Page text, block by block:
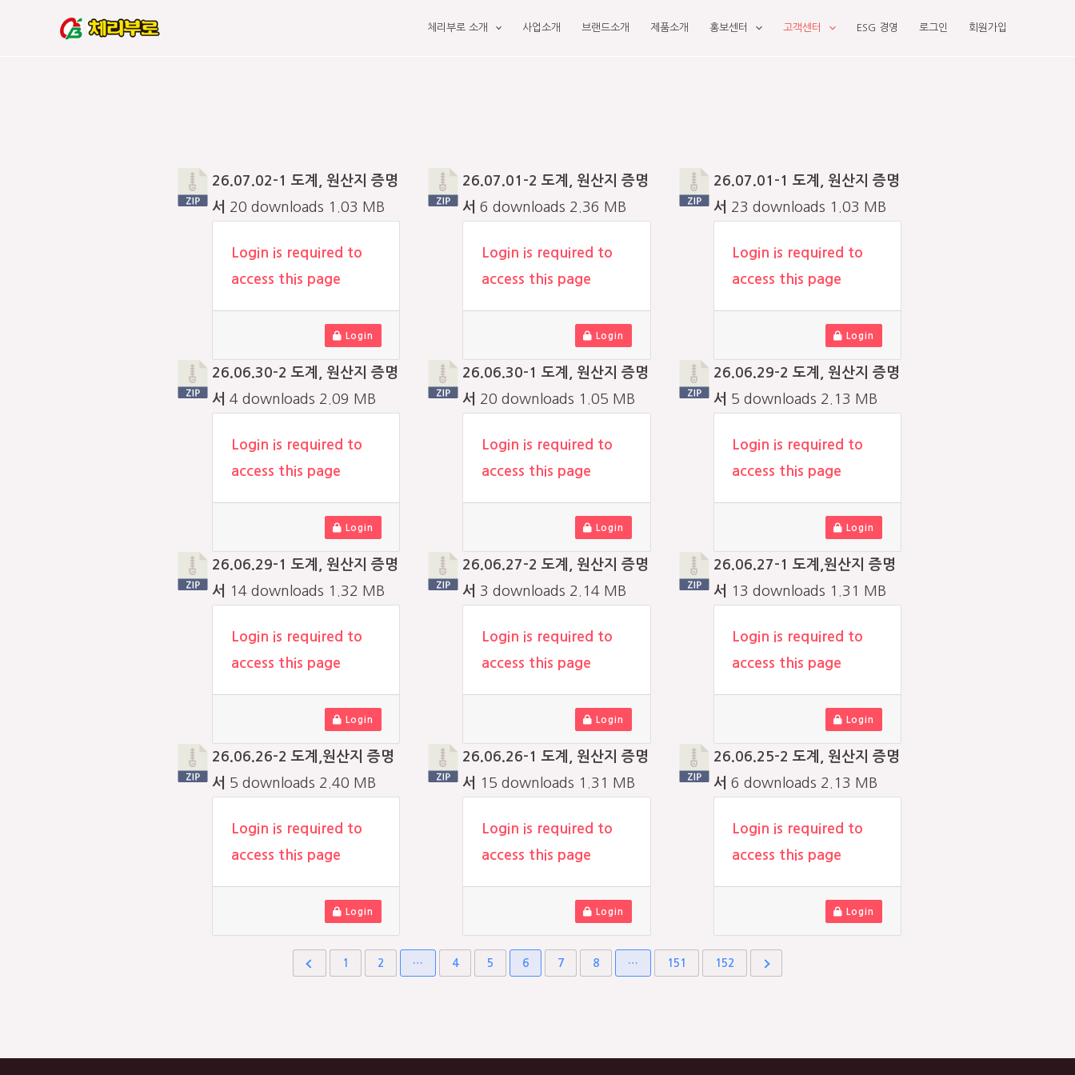
체리부로 소개 사업소개 브랜드소개 제품소개 홍보센터 고객센터 ESG 경영 로그인 회원가입
26.07.02-1 도계, 원산지 증명
서 20 downloads 1.03 MB
Login is required to
access this page
Login
26.07.01-2 도계, 원산지 증명
서6 downloads 2.36 MB
Login is required to
access this page
Login
26.07.01-1 도계, 원산지 증명
서 23 downloads 1.03 MB
Login is required to
access this page
Login
26.06.30-2 도계, 원산지 증명
서 4 downloads 2.09 MB
Login is required to
access this page
Login
26.06.30-1 도계, 원산지 증명
서 20 downloads 1.05 MB
Login is required to
access this page
Login
26.06.29-2 도계, 원산지 증명
서 5 downloads 2.13 MB
Login is required to
access this page
Login
26.06.29-1 도계, 원산지 증명
서
14 downloads 1.32 MB
Login is required to
access this page
Login
26.06.27-2 도계, 원산지 증명
서 3 downloads 2.14 MB
Login is required to
access this page
Login
26.06.27-1 도계,원산지 증명
서
13 downloads 1.31 MB
Login is required to
access this page
Login
26.06.26-2 도계,원산지 증명
서 5 downloads 2.40 MB
Login is required to
access this page
Login
26.06.26-1 도계, 원산지 증명
서
15 downloads 1.31 MB
Login is required to
access this page
Login
26.06.25-2 도계, 원산지 증명
서 6 downloads 2.13 MB
Login is required to
access this page
Login
1 2 … 4 5 6 7 8 … 151 152